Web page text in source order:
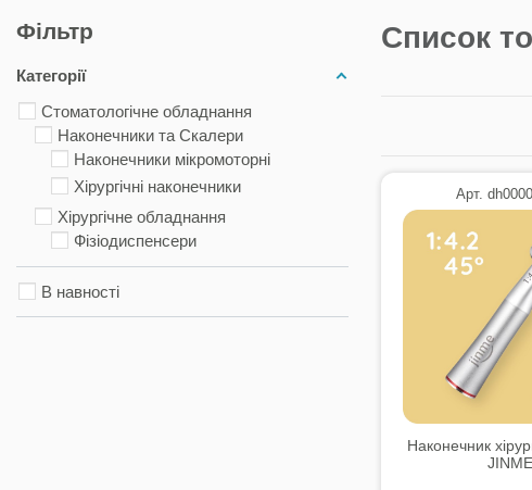
Фільтр
Категорії
Стоматологічне обладнання
Наконечники та Скалери
Наконечники мікромоторні
Хірургічні наконечники
Хірургічне обладнання
Фізіодиспенсери
В навності
Список
Арт.
Наконечник
JINME